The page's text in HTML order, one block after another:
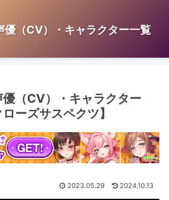
優（CV）・キャラクター一覧
優（CV）・キャラクター
ーズサスペクツ】
2023.05.29 2024.10.13